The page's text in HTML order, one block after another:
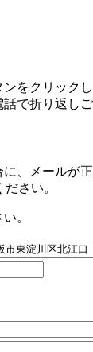
をクリックし
で折り返しご
、メールが
さい。
。